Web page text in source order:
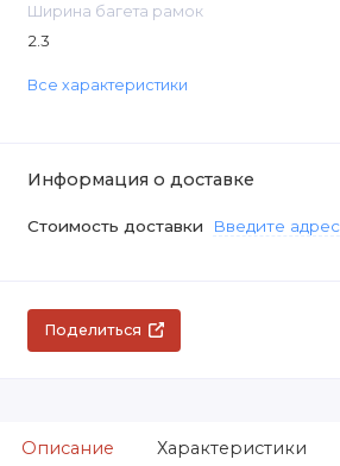
Ширина багета рамок
2.3
Все характеристики
Информация о доставке
Стоимость доставки Введите
Поделиться
Описание Характеристики